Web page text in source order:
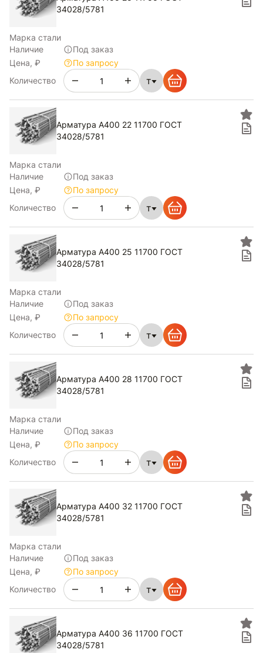
34028/5781
Марка стали
Наличие
Под заказ
Цена, ₽
По запросу
Количество
т
Арматура А400 22 11700 ГОСТ
34028/5781
Марка стали
Наличие
Под заказ
Цена, ₽
По запросу
Количество
т
Арматура А400 25 11700 ГОСТ
34028/5781
Марка стали
Наличие
Под заказ
Цена, ₽
По запросу
Количество
т
Арматура А400 28 11700 ГОСТ
34028/5781
Марка стали
Наличие
Под заказ
Цена, ₽
По запросу
Количество
т
Арматура А400 32 11700 ГОСТ
34028/5781
Марка стали
Наличие
Под заказ
Цена, ₽
По запросу
Количество
т
Арматура А400 36 11700 ГОСТ
34028/5781